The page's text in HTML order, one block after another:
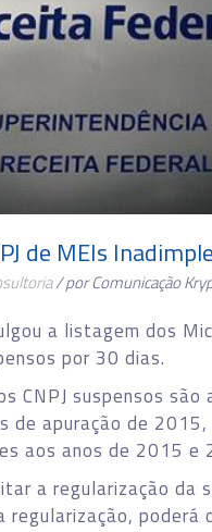
de MEIs
/ por Comunicação
a listagem dos
por 30 dias.
CNPJ suspensos são
de apuração de
aos anos de 2015 e
a regularização
regularização, poderá